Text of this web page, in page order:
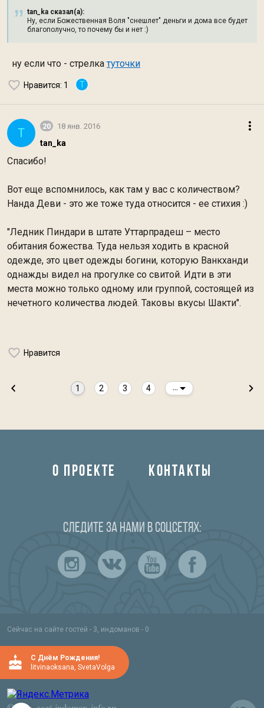
tan_ka сказал(а):
Ну, если Божественная Воля "снешлет" деньги и дома все будет
благополучно, то почему бы и нет :)
ну если что - стрелка туточки
Нравится: 1 T
T 20 18 янв. 2016
tan_ka
Спасибо!
Вот еще вспомнилось, как там у вас с количеством?
Нанда Деви - это же тоже туда относится - ее стихия :)
"Ледник Пиндари в штате Уттарпрадеш – место
обитания божества. Туда нельзя ходить в красной
одежде, это цвет одежды богини, которую Ванкханди
однажды видел на прогулке со свитой. Идти в эти
места можно только одному или группой, состоящей из
нечетного количества людей. Таковы вкусы Шакти".
Нравится
1 2 3 4
О ПРОЕКТЕ КОНТАКТЫ
Следите за нами в соцсетях:
Сейчас на сайте гостей - 3, индоманов - 0
C Днём Рождения!
litvinaoksana, SvetaVolga